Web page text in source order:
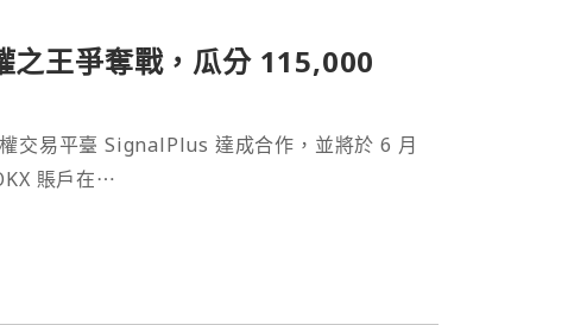
王爭奪戰，瓜分 115,000
交易平臺 SignalPlus 達成合作，並將於 6 月
賬戶在⋯